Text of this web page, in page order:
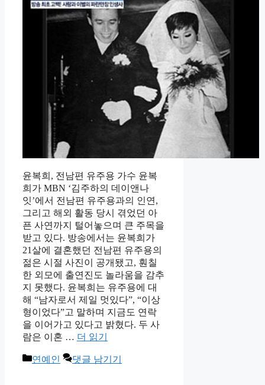
윤복희, 전남편 유주용 가수 윤복
희가 MBN ‘김주하의 데이앤나
잇’에서 전남편 유주용과의 인연,
그리고 해외 활동 당시 겪었던 아
픈 사연까지 털어놓으며 큰 주목을
받고 있다. 방송에서는 윤복희가
21살에 결혼했던 전남편 유주용의
젊은 시절 사진이 공개됐고, 훤칠
한 외모에 출연진도 놀라움을 감추
지 못했다. 윤복희는 유주용에 대
해 “남자로서 제일 멋있다”, “이상
형이었다”고 말하며 지금도 연락
을 이어가고 있다고 밝혔다. 두 사
람은 이혼 … 더 읽기
카
연예인 댓글 남기기